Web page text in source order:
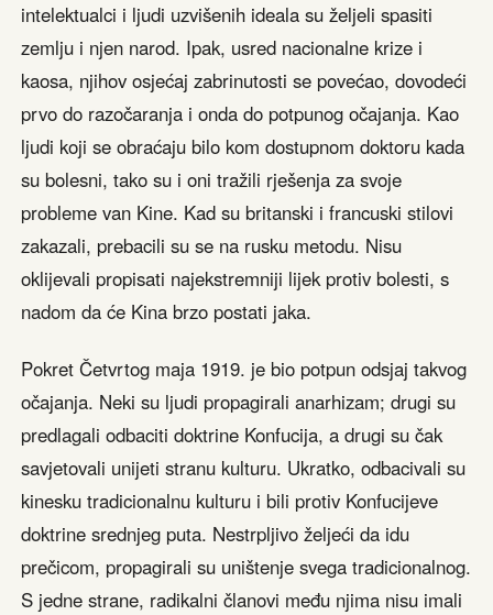
intelektualci i ljudi uzvišenih ideala su željeli spasiti
zemlju i njen narod. Ipak, usred nacionalne krize i
kaosa, njihov osjećaj zabrinutosti se povećao, dovodeći
prvo do razočaranja i onda do potpunog očajanja. Kao
ljudi koji se obraćaju bilo kom dostupnom doktoru kada
su bolesni, tako su i oni tražili rješenja za svoje
probleme van Kine. Kad su britanski i francuski stilovi
zakazali, prebacili su se na rusku metodu. Nisu
oklijevali propisati najekstremniji lijek protiv bolesti, s
nadom da će Kina brzo postati jaka.
Pokret Četvrtog maja 1919. je bio potpun odsjaj takvog
očajanja. Neki su ljudi propagirali anarhizam; drugi su
predlagali odbaciti doktrine Konfucija, a drugi su čak
savjetovali unijeti stranu kulturu. Ukratko, odbacivali su
kinesku tradicionalnu kulturu i bili protiv Konfucijeve
doktrine srednjeg puta. Nestrpljivo željeći da idu
prečicom, propagirali su uništenje svega tradicionalnog.
S jedne strane, radikalni članovi među njima nisu imali